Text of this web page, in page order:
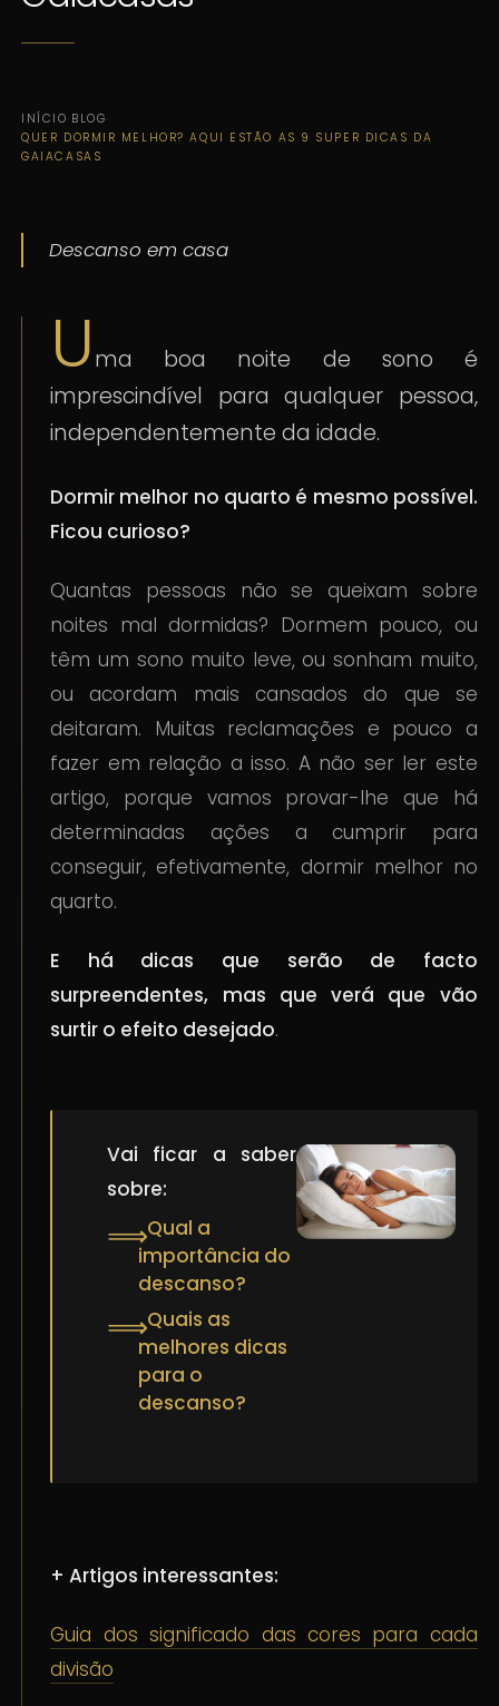
INÍCIO·BLOG·
QUER DORMIR MELHOR? AQUI ESTÃO AS 9 SUPER DICAS DA
GAIACASAS
Descanso em casa
Uma boa noite de sono é
imprescindível para qualquer pessoa,
independentemente da idade.
Dormir melhor no quarto é mesmo possível.
Ficou curioso?
Quantas pessoas não se queixam sobre
noites mal dormidas? Dormem pouco, ou
têm um sono muito leve, ou sonham muito,
ou acordam mais cansados do que se
deitaram. Muitas reclamações e pouco a
fazer em relação a isso. A não ser ler este
artigo, porque vamos provar-lhe que há
determinadas ações a cumprir para
conseguir, efetivamente, dormir melhor no
quarto.
E há dicas que serão de facto
surpreendentes, mas que verá que vão
surtir o efeito desejado.
Vai ficar a saber
sobre:
⟹Qual a
importância do
descanso?
⟹Quais as
melhores dicas
para o
descanso?
+ Artigos interessantes:
Guia dos significado das cores para cada
divisão